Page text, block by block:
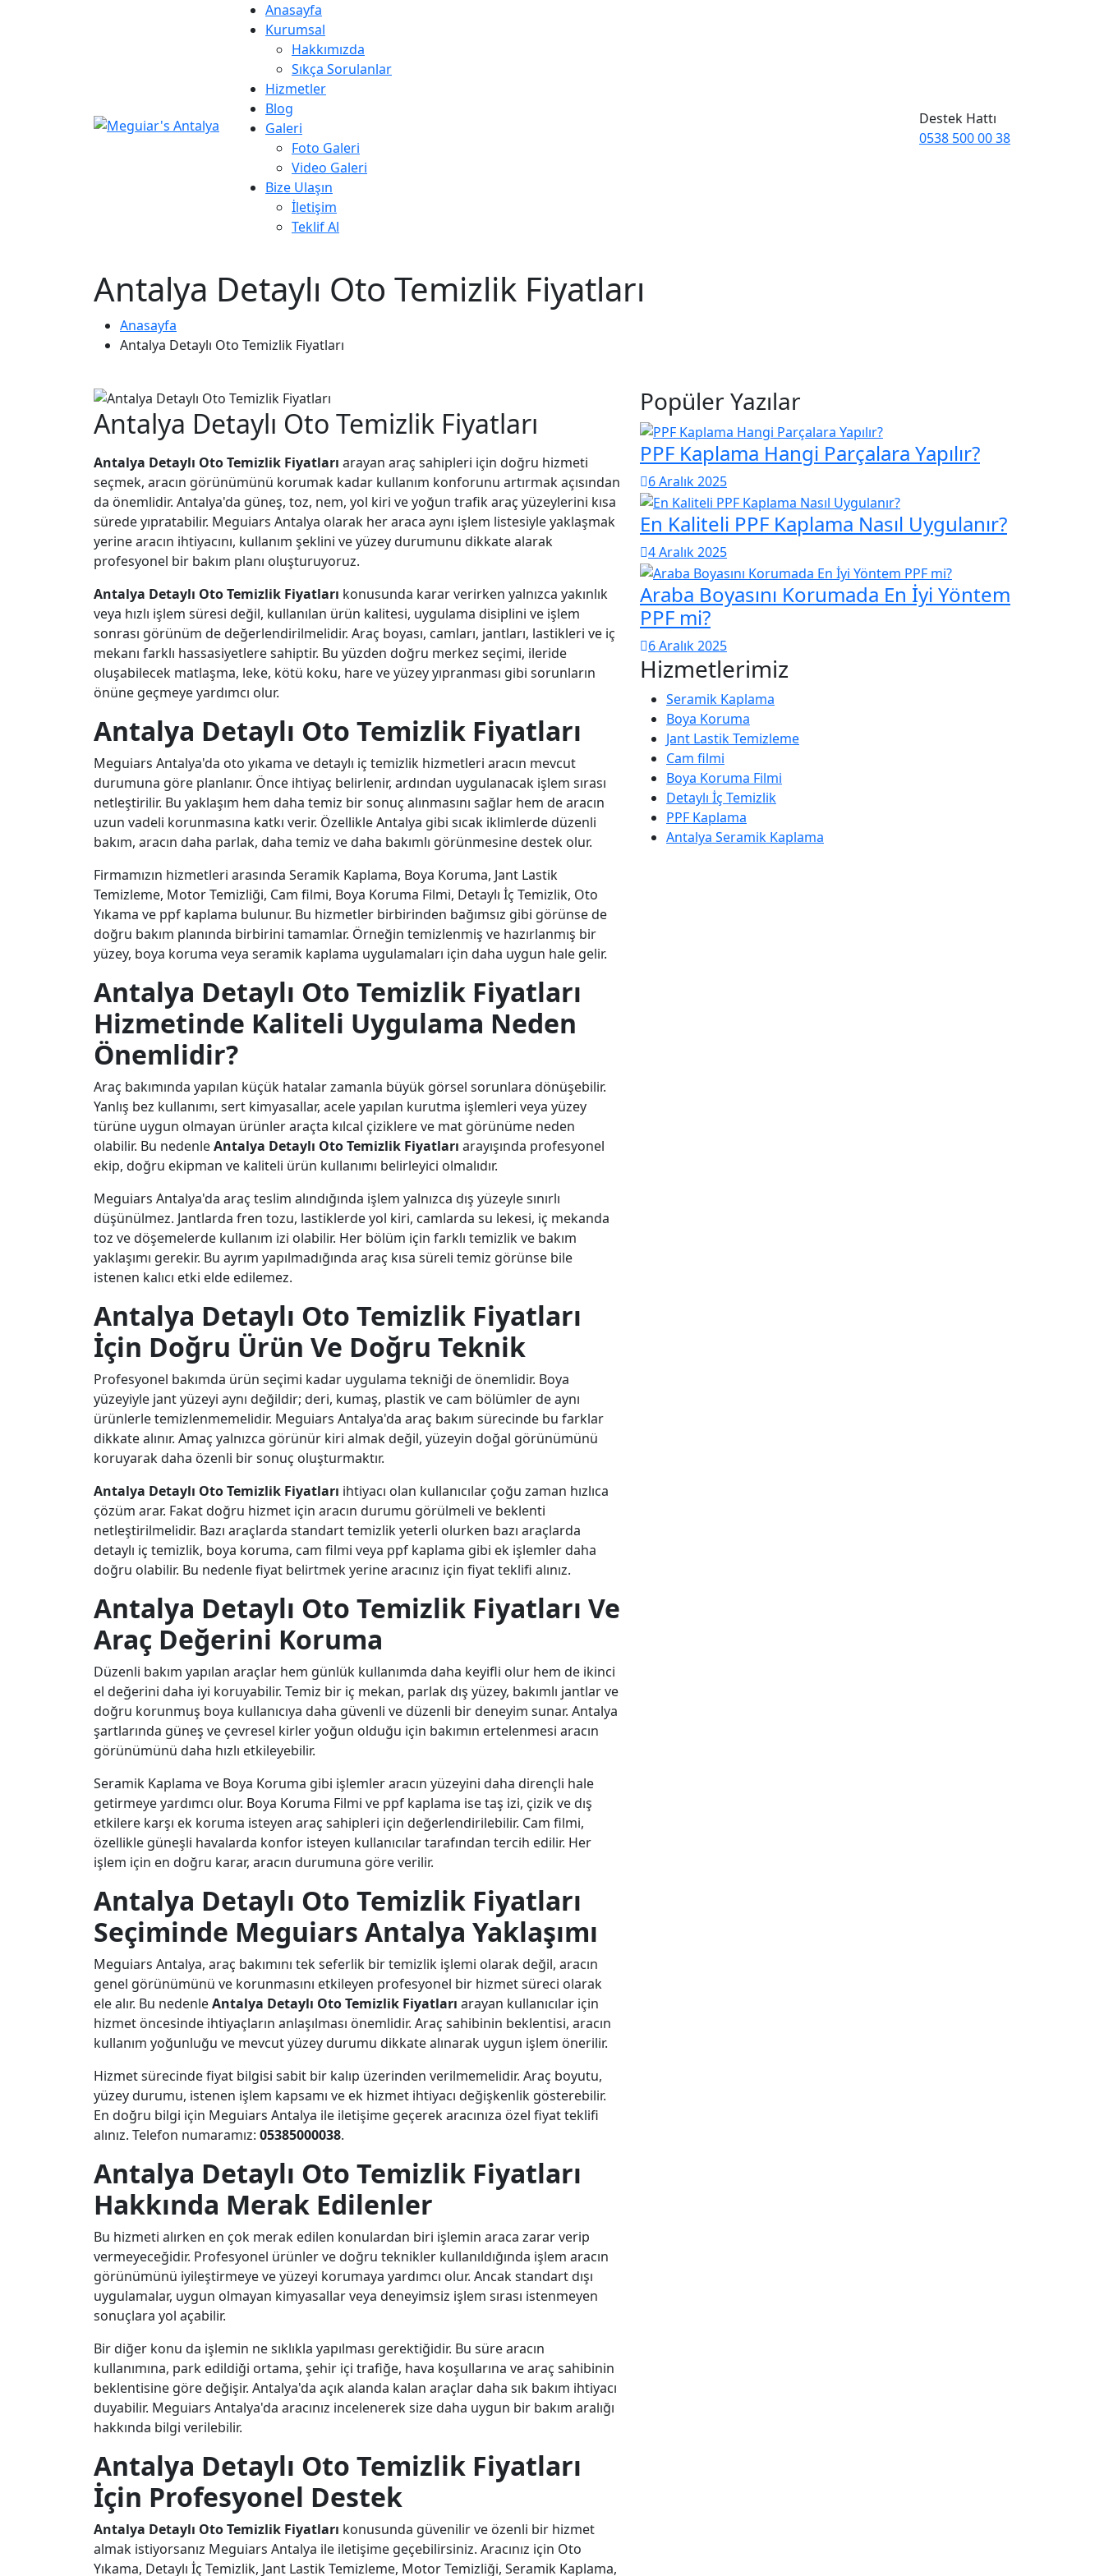
Anasayfa
Kurumsal
Hakkımızda
Sıkça Sorulanlar
Hizmetler
Blog
Galeri
Foto Galeri
Video Galeri
Bize Ulaşın
İletişim
Teklif Al
Destek Hattı
0538 500 00 38
Antalya Detaylı Oto Temizlik Fiyatları
Anasayfa
Antalya Detaylı Oto Temizlik Fiyatları
Antalya Detaylı Oto Temizlik Fiyatları
Antalya Detaylı Oto Temizlik Fiyatları arayan araç sahipleri için doğru hizmeti
seçmek, aracın görünümünü korumak kadar kullanım konforunu artırmak açısından
da önemlidir. Antalya'da güneş, toz, nem, yol kiri ve yoğun trafik araç yüzeylerini kısa
sürede yıpratabilir. Meguiars Antalya olarak her araca aynı işlem listesiyle yaklaşmak
yerine aracın ihtiyacını, kullanım şeklini ve yüzey durumunu dikkate alarak
profesyonel bir bakım planı oluşturuyoruz.
Antalya Detaylı Oto Temizlik Fiyatları konusunda karar verirken yalnızca yakınlık
veya hızlı işlem süresi değil, kullanılan ürün kalitesi, uygulama disiplini ve işlem
sonrası görünüm de değerlendirilmelidir. Araç boyası, camları, jantları, lastikleri ve iç
mekanı farklı hassasiyetlere sahiptir. Bu yüzden doğru merkez seçimi, ileride
oluşabilecek matlaşma, leke, kötü koku, hare ve yüzey yıpranması gibi sorunların
önüne geçmeye yardımcı olur.
Antalya Detaylı Oto Temizlik Fiyatları
Meguiars Antalya'da oto yıkama ve detaylı iç temizlik hizmetleri aracın mevcut
durumuna göre planlanır. Önce ihtiyaç belirlenir, ardından uygulanacak işlem sırası
netleştirilir. Bu yaklaşım hem daha temiz bir sonuç alınmasını sağlar hem de aracın
uzun vadeli korunmasına katkı verir. Özellikle Antalya gibi sıcak iklimlerde düzenli
bakım, aracın daha parlak, daha temiz ve daha bakımlı görünmesine destek olur.
Firmamızın hizmetleri arasında Seramik Kaplama, Boya Koruma, Jant Lastik
Temizleme, Motor Temizliği, Cam filmi, Boya Koruma Filmi, Detaylı İç Temizlik, Oto
Yıkama ve ppf kaplama bulunur. Bu hizmetler birbirinden bağımsız gibi görünse de
doğru bakım planında birbirini tamamlar. Örneğin temizlenmiş ve hazırlanmış bir
yüzey, boya koruma veya seramik kaplama uygulamaları için daha uygun hale gelir.
Antalya Detaylı Oto Temizlik Fiyatları
Hizmetinde Kaliteli Uygulama Neden
Önemlidir?
Araç bakımında yapılan küçük hatalar zamanla büyük görsel sorunlara dönüşebilir.
Yanlış bez kullanımı, sert kimyasallar, acele yapılan kurutma işlemleri veya yüzey
türüne uygun olmayan ürünler araçta kılcal çiziklere ve mat görünüme neden
olabilir. Bu nedenleAntalya Detaylı Oto Temizlik Fiyatları arayışında profesyonel
ekip, doğru ekipman ve kaliteli ürün kullanımı belirleyici olmalıdır.
Meguiars Antalya'da araç teslim alındığında işlem yalnızca dış yüzeyle sınırlı
düşünülmez. Jantlarda fren tozu, lastiklerde yol kiri, camlarda su lekesi, iç mekanda
toz ve döşemelerde kullanım izi olabilir. Her bölüm için farklı temizlik ve bakım
yaklaşımı gerekir. Bu ayrım yapılmadığında araç kısa süreli temiz görünse bile
istenen kalıcı etki elde edilemez.
Antalya Detaylı Oto Temizlik Fiyatları
İçin Doğru Ürün Ve Doğru Teknik
Profesyonel bakımda ürün seçimi kadar uygulama tekniği de önemlidir. Boya
yüzeyiyle jant yüzeyi aynı değildir; deri, kumaş, plastik ve cam bölümler de aynı
ürünlerle temizlenmemelidir. Meguiars Antalya'da araç bakım sürecinde bu farklar
dikkate alınır. Amaç yalnızca görünür kiri almak değil, yüzeyin doğal görünümünü
koruyarak daha özenli bir sonuç oluşturmaktır.
Antalya Detaylı Oto Temizlik Fiyatları ihtiyacı olan kullanıcılar çoğu zaman hızlıca
çözüm arar. Fakat doğru hizmet için aracın durumu görülmeli ve beklenti
netleştirilmelidir. Bazı araçlarda standart temizlik yeterli olurken bazı araçlarda
detaylı iç temizlik, boya koruma, cam filmi veya ppf kaplama gibi ek işlemler daha
doğru olabilir. Bu nedenle fiyat belirtmek yerine aracınız için fiyat teklifi alınız.
Antalya Detaylı Oto Temizlik Fiyatları Ve
Araç Değerini Koruma
Düzenli bakım yapılan araçlar hem günlük kullanımda daha keyifli olur hem de ikinci
el değerini daha iyi koruyabilir. Temiz bir iç mekan, parlak dış yüzey, bakımlı jantlar ve
doğru korunmuş boya kullanıcıya daha güvenli ve düzenli bir deneyim sunar. Antalya
şartlarında güneş ve çevresel kirler yoğun olduğu için bakımın ertelenmesi aracın
görünümünü daha hızlı etkileyebilir.
Seramik Kaplama ve Boya Koruma gibi işlemler aracın yüzeyini daha dirençli hale
getirmeye yardımcı olur. Boya Koruma Filmi ve ppf kaplama ise taş izi, çizik ve dış
etkilere karşı ek koruma isteyen araç sahipleri için değerlendirilebilir. Cam filmi,
özellikle güneşli havalarda konfor isteyen kullanıcılar tarafından tercih edilir. Her
işlem için en doğru karar, aracın durumuna göre verilir.
Antalya Detaylı Oto Temizlik Fiyatları
Seçiminde Meguiars Antalya Yaklaşımı
Meguiars Antalya, araç bakımını tek seferlik bir temizlik işlemi olarak değil, aracın
genel görünümünü ve korunmasını etkileyen profesyonel bir hizmet süreci olarak
ele alır. Bu nedenleAntalya Detaylı Oto Temizlik Fiyatları arayan kullanıcılar için
hizmet öncesinde ihtiyaçların anlaşılması önemlidir. Araç sahibinin beklentisi, aracın
kullanım yoğunluğu ve mevcut yüzey durumu dikkate alınarak uygun işlem önerilir.
Hizmet sürecinde fiyat bilgisi sabit bir kalıp üzerinden verilmemelidir. Araç boyutu,
yüzey durumu, istenen işlem kapsamı ve ek hizmet ihtiyacı değişkenlik gösterebilir.
En doğru bilgi için Meguiars Antalya ile iletişime geçerek aracınıza özel fiyat teklifi
alınız. Telefon numaramız: 05385000038.
Antalya Detaylı Oto Temizlik Fiyatları
Hakkında Merak Edilenler
Bu hizmeti alırken en çok merak edilen konulardan biri işlemin araca zarar verip
vermeyeceğidir. Profesyonel ürünler ve doğru teknikler kullanıldığında işlem aracın
görünümünü iyileştirmeye ve yüzeyi korumaya yardımcı olur. Ancak standart dışı
uygulamalar, uygun olmayan kimyasallar veya deneyimsiz işlem sırası istenmeyen
sonuçlara yol açabilir.
Bir diğer konu da işlemin ne sıklıkla yapılması gerektiğidir. Bu süre aracın
kullanımına, park edildiği ortama, şehir içi trafiğe, hava koşullarına ve araç sahibinin
beklentisine göre değişir. Antalya'da açık alanda kalan araçlar daha sık bakım ihtiyacı
duyabilir. Meguiars Antalya'da aracınız incelenerek size daha uygun bir bakım aralığı
hakkında bilgi verilebilir.
Antalya Detaylı Oto Temizlik Fiyatları
İçin Profesyonel Destek
Antalya Detaylı Oto Temizlik Fiyatları konusunda güvenilir ve özenli bir hizmet
almak istiyorsanız Meguiars Antalya ile iletişime geçebilirsiniz. Aracınız için Oto
Yıkama, Detaylı İç Temizlik, Jant Lastik Temizleme, Motor Temizliği, Seramik Kaplama,
Popüler Yazılar
PPF Kaplama Hangi Parçalara Yapılır?
6 Aralık 2025
En Kaliteli PPF Kaplama Nasıl Uygulanır?
4 Aralık 2025
Araba Boyasını Korumada En İyi Yöntem
PPF mi?
6 Aralık 2025
Hizmetlerimiz
Seramik Kaplama
Boya Koruma
Jant Lastik Temizleme
Cam filmi
Boya Koruma Filmi
Detaylı İç Temizlik
PPF Kaplama
Antalya Seramik Kaplama